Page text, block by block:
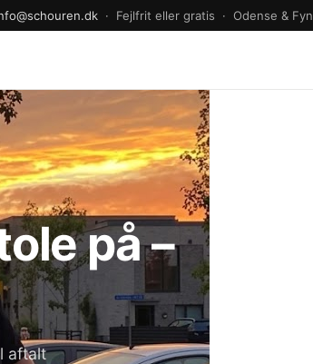
· Fejlfrit eller gratis · Odense & Fyn
på –
aftalt